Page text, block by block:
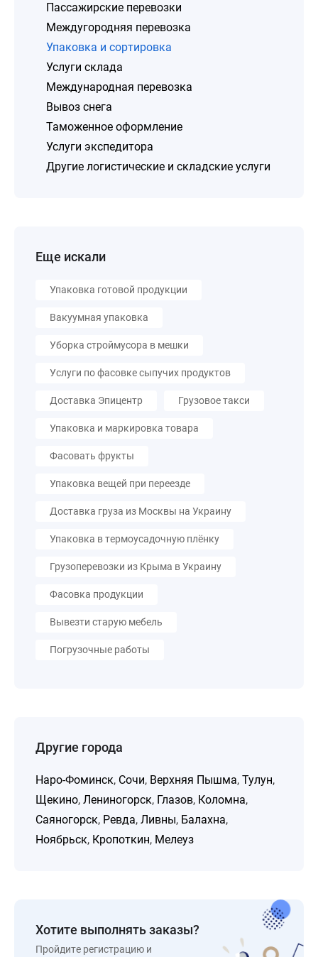
Пассажирские перевозки
Междугородняя перевозка
Упаковка и сортировка
Услуги склада
Международная перевозка
Вывоз снега
Таможенное оформление
Услуги экспедитора
Другие логистические и складские услуги
Еще искали
Упаковка готовой продукции
Вакуумная упаковка
Уборка строймусора в мешки
Услуги по фасовке сыпучих продуктов
Доставка Эпицентр Грузовое такси
Упаковка и маркировка товара
Фасовать фрукты
Упаковка вещей при переезде
Доставка груза из Москвы на Украину
Упаковка в термоусадочную плёнку
Грузоперевозки из Крыма в Украину
Фасовка продукции
Вывезти старую мебель
Погрузочные работы
Другие города
Наро-Фоминск, Сочи, Верхняя Пышма, Тулун,
Щекино, Лениногорск, Глазов, Коломна,
Саяногорск, Ревда, Ливны, Балахна,
Ноябрьск, Кропоткин, Мелеуз
Хотите выполнять заказы?
Пройдите регистрацию и